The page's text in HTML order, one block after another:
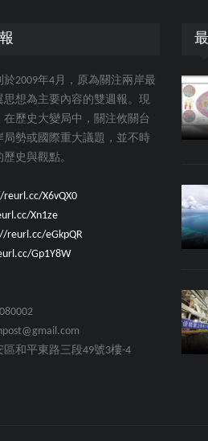
於2009年4月，原為關注兩岸最
思想為主要內容的雙週報。現
在歷史大變局中，關注攸關台
局勢或國際重大議題，並不時
史與觀點。
X6vQX0
Xn1ze
reurl.cc/eGkpQR
Gp1Y8W
和平東路三段49號3樓-4